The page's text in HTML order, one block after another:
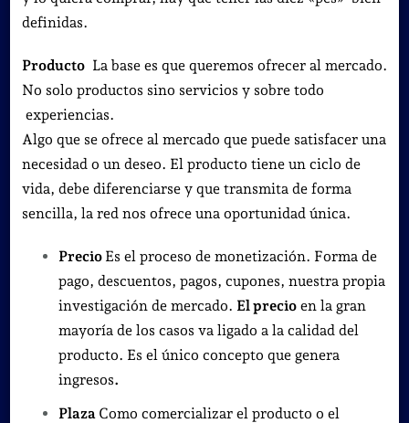
definidas.
ProductoLa base es que queremos ofrecer al mercado.
No solo productos sino servicios y sobre todo
experiencias.
Algo que se ofrece al mercado que puede satisfacer una
necesidad o un deseo. El producto tiene un ciclo de
vida, debe diferenciarse y que transmita de forma
sencilla, la red nos ofrece una oportunidad única.
Precio Es el proceso de monetización. Forma de
pago, descuentos, pagos, cupones, nuestra propia
investigación de mercado. El precioen la gran
mayoría de los casos va ligado a la calidad del
producto. Es el único concepto que genera
ingresos.
Plaza Como comercializar el producto o el